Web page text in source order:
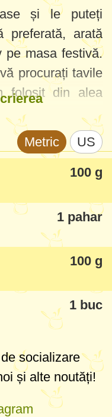
și le puteți
preferată, arată
pe masa festivă.
procurați tavile
folosit din alea
Metric US
100 g
1 pahar
100 g
1 buc
socializare
și alte noutăți!